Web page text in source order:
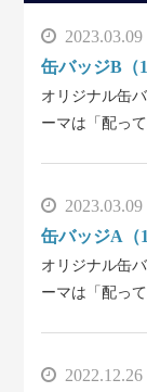
2023.03.09
缶バッジB（
オリジナル缶
ーマは「配っ
2023.03.09
缶バッジA（
オリジナル缶
ーマは「配っ
2022.12.26